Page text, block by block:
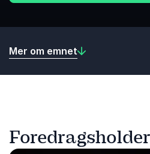
Mer om emnet